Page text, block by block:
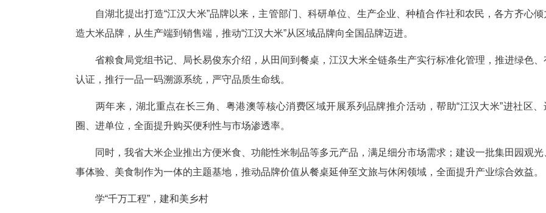
构建基层社会治理体系，让乡村既充满活力又和谐有序；构建乡村振兴动力体系，
度融合；构建组织保障体系，激励引导各类人才投身乡村振兴。
北有五常，南有江汉
江汉大米跻身南方大米领导品牌
本届农博会上，“江汉大米”品牌展区将集中展示30多家企业、近200款核心产品